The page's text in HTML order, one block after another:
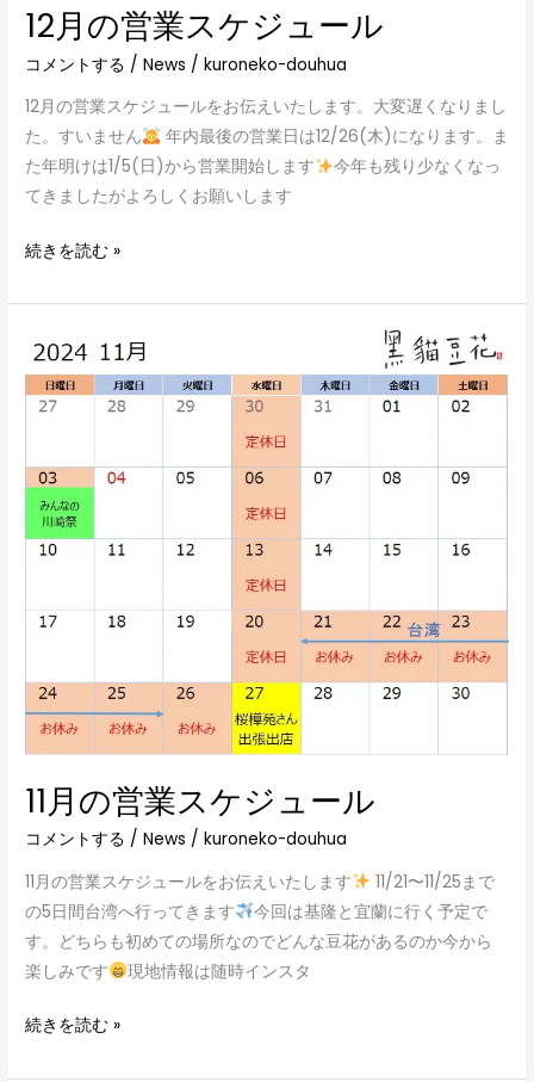
12月の営業スケジュール
コメントする /News /kuroneko-douhua
12月の営業スケジュールをお伝えいたします。大変遅くなりまし
た。すいません
年内最後の営業日は12/26(木)になります。ま
た年明けは1/5(日)から営業開始します
今年も残り少なくなっ
てきましたがよろしくお願いします
続きを読む »
11月の営業スケジュール
コメントする /News /kuroneko-douhua
11月の営業スケジュールをお伝えいたします
11/21〜11/25まで
の5日間台湾へ行ってきます
今回は基隆と宜蘭に行く予定で
す。どちらも初めての場所なのでどんな豆花があるのか今から
楽しみです
現地情報は随時インスタ
11
月
の
業
ス
ジ
ー
続きを読む »